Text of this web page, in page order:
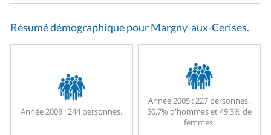
Résumé démographique pour Margny-aux-Cerises.
Année 2009 :244 personnes.
Année 2005 :227 personnes.
50,7% d'hommes et 49,3% de
femmes.